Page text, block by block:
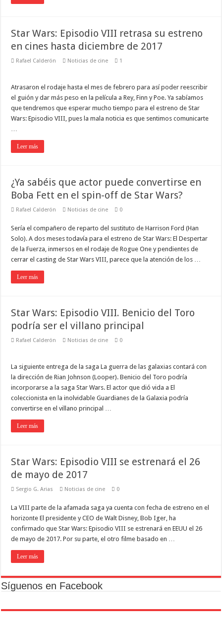
Star Wars: Episodio VIII retrasa su estreno
en cines hasta diciembre de 2017
Rafael Calderón Noticias de cine 1
Atrasaron el rodaje hasta el mes de febrero para así poder reescribir
el guión y dar más peso en la película a Rey, Finn y Poe. Ya sabíamos
que tendremos que esperar mucho tiempo para el estreno de Star
Wars: Episodio VIII, pues la mala noticia es que sentimos comunicarte
Leer más
¿Ya sabéis que actor puede convertirse en
Boba Fett en el spin-off de Star Wars?
Rafael Calderón Noticias de cine 0
Sería el compañero de reparto del sustituto de Harrison Ford (Han
Solo). A dos meses todavía para el estreno de Star Wars: El Despertar
de la Fuerza, inmersos en el rodaje de Rogue One y pendientes de
cerrar el casting de Star Wars VIII, parece que la atención de los …
Leer más
Star Wars: Episodio VIII. Benicio del Toro
podría ser el villano principal
Rafael Calderón Noticias de cine 0
La siguiente entrega de la saga La guerra de las galaxias contará con
la dirección de Rian Johnson (Looper). Benicio del Toro podría
incorporarse a la saga Star Wars. El actor que dió vida a El
coleccionista en la inolvidable Guardianes de la Galaxia podría
convertirse en el villano principal …
Leer más
Star Wars: Episodio VIII se estrenará el 26
de mayo de 2017
Sergio G. Arias Noticias de cine 0
La VIII parte de la afamada saga ya cuenta con fecha de estreno en el
horizonte El presidente y CEO de Walt Disney, Bob Iger, ha
confirmado que Star Wars: Episodio VIII se estrenará en EEUU el 26
de mayo de 2017. Por su parte, el otro filme basado en …
Leer más
Síguenos en Facebook